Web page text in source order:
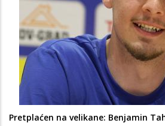
Pretplaćen na velikane: Benjamin